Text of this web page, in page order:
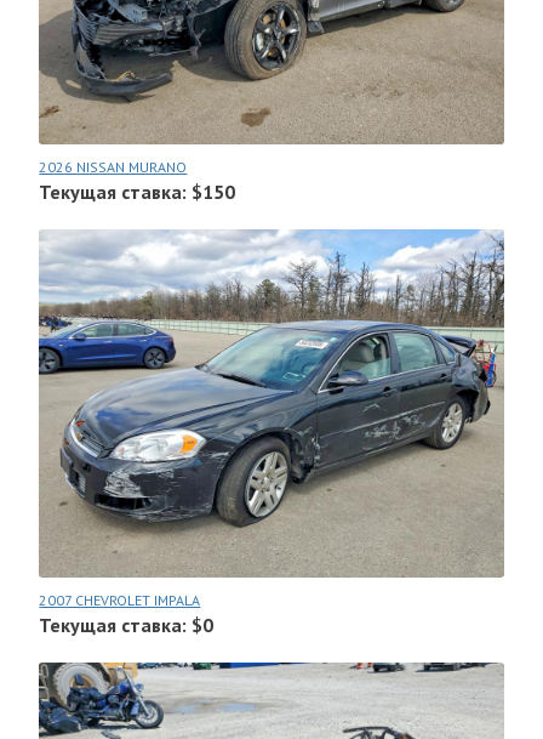
2026 NISSAN MURANO
Текущая ставка: $150
2007 CHEVROLET IMPALA
Текущая ставка: $0